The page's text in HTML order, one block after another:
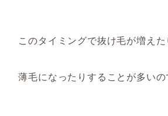
このタイミングで抜け毛が増えた
薄毛になったりする ことが多いの